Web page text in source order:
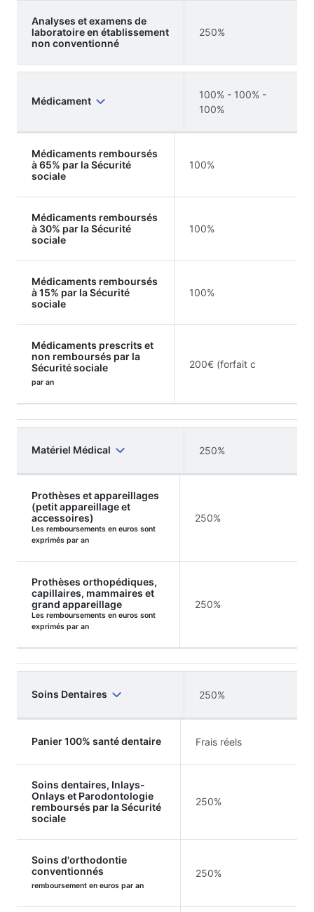
Analyses et examens de
laboratoire en établissement
non conventionné
250%
Médicament
100% - 100% -
100%
Médicaments remboursés
à 65% par la Sécurité
sociale
100%
Médicaments remboursés
à 30% par la Sécurité
sociale
100%
Médicaments remboursés
à 15% par la Sécurité
sociale
100%
Médicaments prescrits et
non remboursés par la
Sécurité sociale
par an
200€ (forfait c
Matériel Médical 250%
Prothèses et appareillages
(petit appareillage et
accessoires)
Les remboursements en euros sont
exprimés par an
250%
Prothèses orthopédiques,
capillaires, mammaires et
grand appareillage
Les remboursements en euros sont
exprimés par an
250%
Soins Dentaires 250%
Panier 100% santé dentaire Frais réels
Soins dentaires, Inlays-
Onlays et Parodontologie
remboursés par la Sécurité
sociale
250%
Soins d'orthodontie
conventionnés
remboursement en euros par an
250%